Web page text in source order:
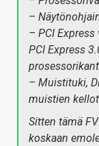
–
– PCI
PCI Express
– Muistituki,
muistien
Sitten tämä
koskaan